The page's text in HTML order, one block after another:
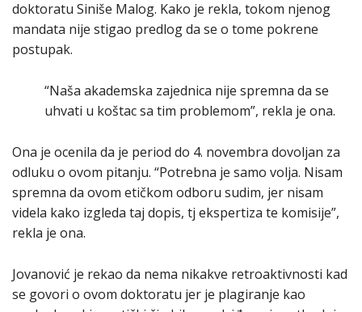
doktoratu Siniše Malog. Kako je rekla, tokom njenog
mandata nije stigao predlog da se o tome pokrene
postupak.
“Naša akademska zajednica nije spremna da se
uhvati u koštac sa tim problemom”, rekla je ona.
Ona je ocenila da je period do 4. novembra dovoljan za
odluku o ovom pitanju. “Potrebna je samo volja. Nisam
spremna da ovom etičkom odboru sudim, jer nisam
videla kako izgleda taj dopis, tj ekspertiza te komisije”,
rekla je ona.
Jovanović je rekao da nema nikakve retroaktivnosti kad
se govori o ovom doktoratu jer je plagiranje kao